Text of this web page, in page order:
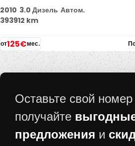
2010 3.0 Дизель Автом.
393912 km
от125€мес.
Оставьте свой
получайте
предложения и